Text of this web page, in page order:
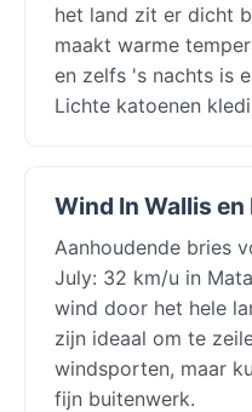
het land zit er dicht
maakt warme
en zelfs 's nachts is
Lichte katoenen
Wind In Wallis en
Aanhoudende bries
July: 32 km/u in
wind door het hele
zijn ideaal om te
windsporten, maar
fijn buitenwerk.